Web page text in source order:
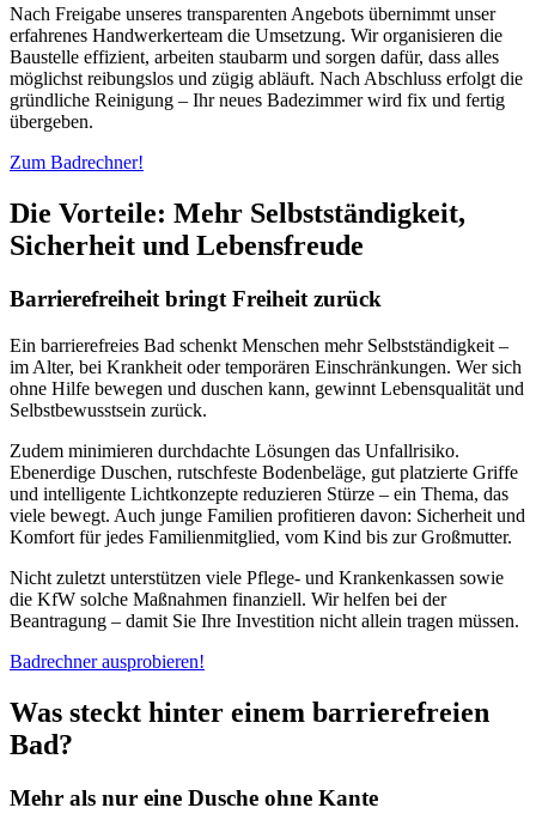
Nach Freigabe unseres transparenten Angebots übernimmt unser
erfahrenes Handwerkerteam die Umsetzung. Wir organisieren die
Baustelle effizient, arbeiten staubarm und sorgen dafür, dass alles
möglichst reibungslos und zügig abläuft. Nach Abschluss erfolgt die
gründliche Reinigung – Ihr neues Badezimmer wird fix und fertig
übergeben.
Zum Badrechner!
Die Vorteile: Mehr Selbstständigkeit,
Sicherheit und Lebensfreude
Barrierefreiheit bringt Freiheit zurück
Ein barrierefreies Bad schenkt Menschen mehr Selbstständigkeit –
im Alter, bei Krankheit oder temporären Einschränkungen. Wer sich
ohne Hilfe bewegen und duschen kann, gewinnt Lebensqualität und
Selbstbewusstsein zurück.
Zudem minimieren durchdachte Lösungen das Unfallrisiko.
Ebenerdige Duschen, rutschfeste Bodenbeläge, gut platzierte Griffe
und intelligente Lichtkonzepte reduzieren Stürze – ein Thema, das
viele bewegt. Auch junge Familien profitieren davon: Sicherheit und
Komfort für jedes Familienmitglied, vom Kind bis zur Großmutter.
Nicht zuletzt unterstützen viele Pflege- und Krankenkassen sowie
die KfW solche Maßnahmen finanziell. Wir helfen bei der
Beantragung – damit Sie Ihre Investition nicht allein tragen müssen.
Badrechner ausprobieren!
Was steckt hinter einem barrierefreien
Bad?
Mehr als nur eine Dusche ohne Kante